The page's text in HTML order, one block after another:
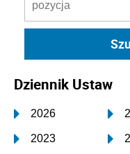
Dziennik Ustaw
2026
2023